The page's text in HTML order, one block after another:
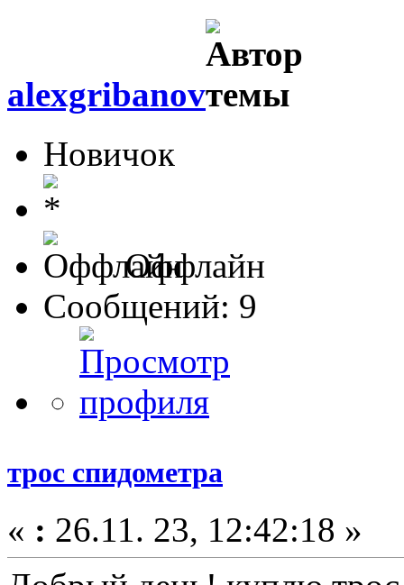
alexgribanov
Новичок
Оффлайн
Сообщений: 9
трос спидометра
« : 26.11. 23, 12:42:18 »